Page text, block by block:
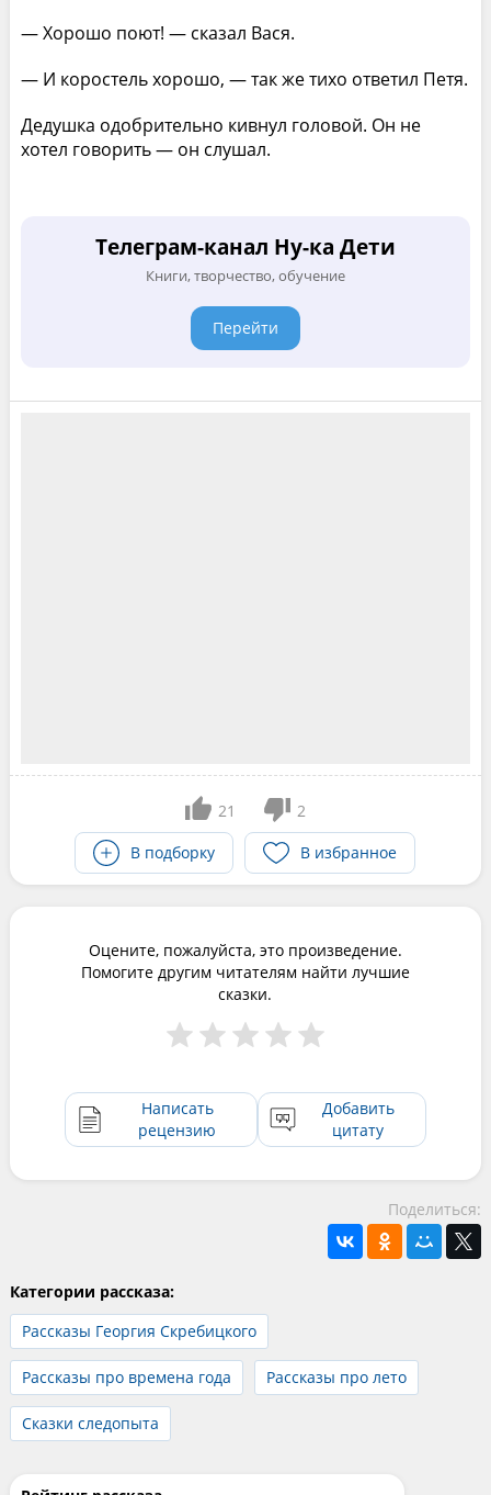
— Хорошо поют! — сказал Вася.
— И коростель хорошо, — так же тихо ответил Петя.
Дедушка одобрительно кивнул головой. Он не
хотел говорить — он слушал.
Телеграм-канал Ну-ка Дети
Книги, творчество, обучение
Перейти
21
2
В подборку
В избранное
Оцените, пожалуйста, это произведение.
Помогите другим читателям найти лучшие
сказки.
Написать
рецензию
Добавить
цитату
Поделиться:
Категории рассказа:
Рассказы Георгия Скребицкого
Рассказы про времена года Рассказы про лето
Сказки следопыта